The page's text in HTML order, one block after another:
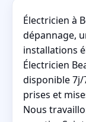
Électricien à
dépannage,
installations
Électricien
disponible
prises et
Nous